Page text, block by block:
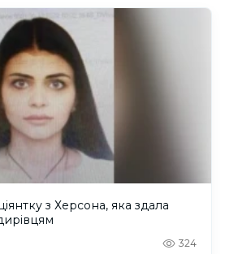
з Херсона, яка здала
324